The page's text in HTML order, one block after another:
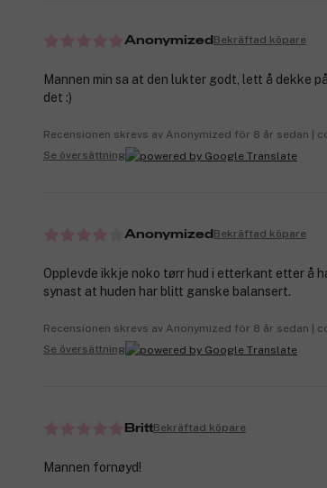
Anonymized Bekräftad köpare
Mannen min sa at den lukter godt, lett å dekke
det :)
Recensionen skrevs av Anonymized för 8 år sedan |
Se översättning
Anonymized Bekräftad köpare
Opplevde ikkje noko tørr hud i etterkant etter å
synast at huden har blitt ganske balansert.
Recensionen skrevs av Anonymized för 8 år sedan |
Se översättning
BrittBekräftad köpare
Mannen fornøyd!